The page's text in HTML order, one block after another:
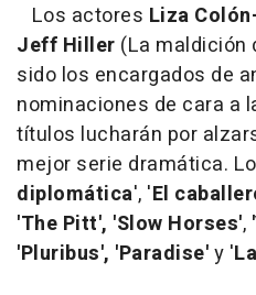
Los actores Liza
Jeff Hiller (La maldición
sido los encargados de
nominaciones de cara a
títulos lucharán por
mejor serie dramática.
diplomática', 'El
'The Pitt', 'Slow Horses',
'Pluribus', 'Paradise'y '